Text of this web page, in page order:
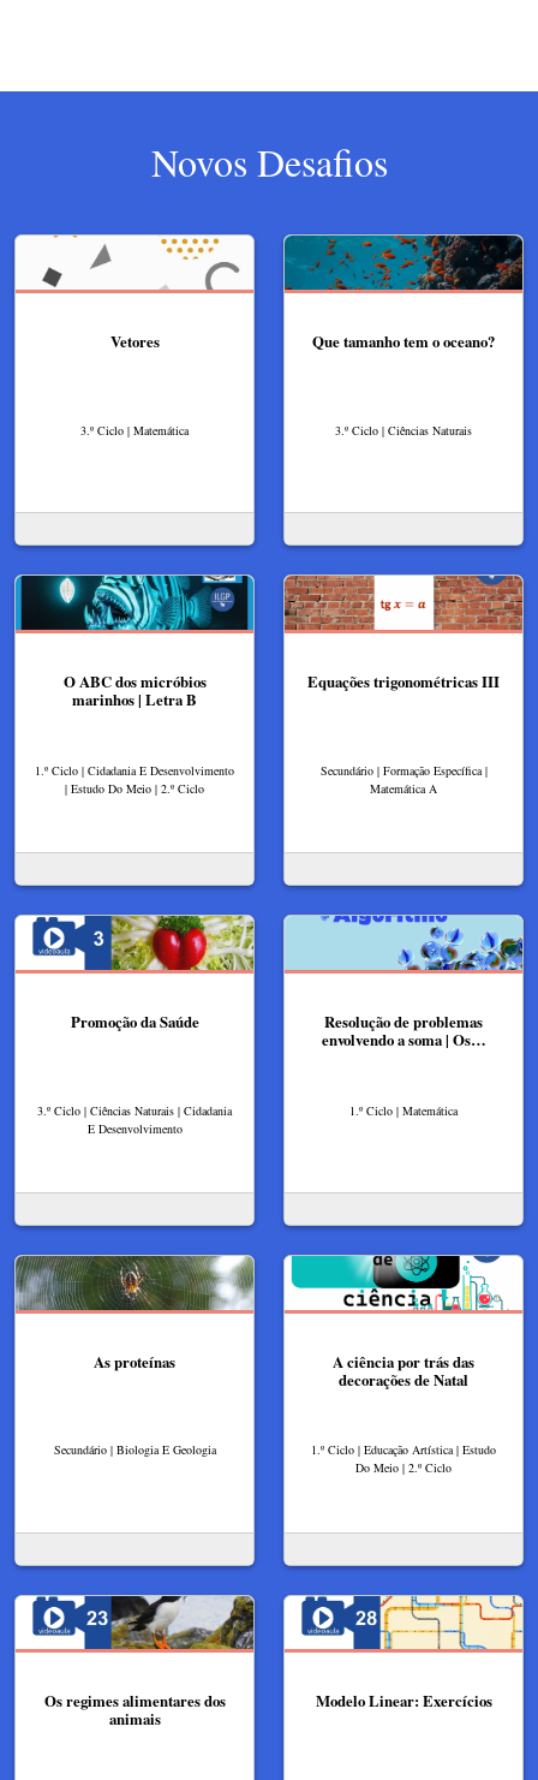
Novos Desafios
Vetores
3.º Ciclo | Matemática
Que tamanho tem o oceano?​
3.º Ciclo | Ciências Naturais
O ABC dos micróbios
marinhos | Letra B
1.º Ciclo | Cidadania E Desenvolvimento
| Estudo Do Meio | 2.º Ciclo
Equações trigonométricas III
Secundário | Formação Específica |
Matemática A
Promoção da Saúde
3.º Ciclo | Ciências Naturais | Cidadania
E Desenvolvimento
Resolução de problemas
envolvendo a soma | Os…
1.º Ciclo | Matemática
As proteínas
Secundário | Biologia E Geologia
A ciência por trás das
decorações de Natal
1.º Ciclo | Educação Artística | Estudo
Do Meio | 2.º Ciclo
Os regimes alimentares dos
animais
Modelo Linear: Exercícios​